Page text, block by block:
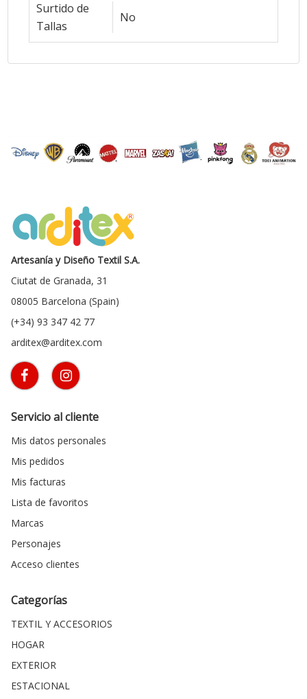
Surtido de
Tallas
No
Artesanía y Diseño Textil S.A.
Ciutat de Granada, 31
08005 Barcelona (Spain)
(+34) 93 347 42 77
arditex@arditex.com
Servicio al cliente
Mis datos personales
Mis pedidos
Mis facturas
Lista de favoritos
Marcas
Personajes
Acceso clientes
Categorías
TEXTIL Y ACCESORIOS
HOGAR
EXTERIOR
ESTACIONAL